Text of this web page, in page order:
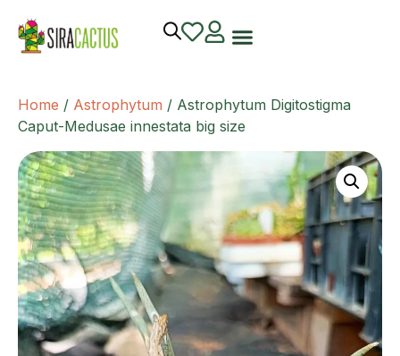
Home / Astrophytum / Astrophytum Digitostigma
Caput-Medusae innestata big size